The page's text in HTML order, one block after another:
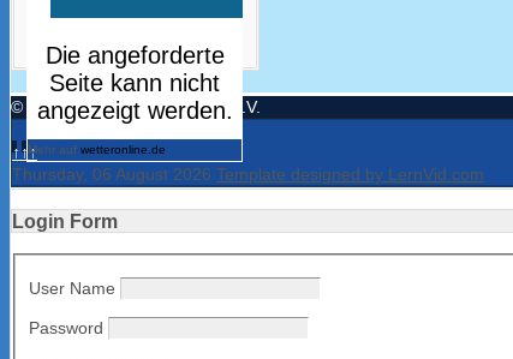
Mehr aufwetteronline.de
© Turnerbund Freistett 1894 e.V.
↑↑↑
Thursday, 06 August 2026 Template designed by LernVid.com
Login Form
User Name
Password